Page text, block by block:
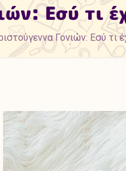
Εσύ τι
Γονιών: Εσύ τι